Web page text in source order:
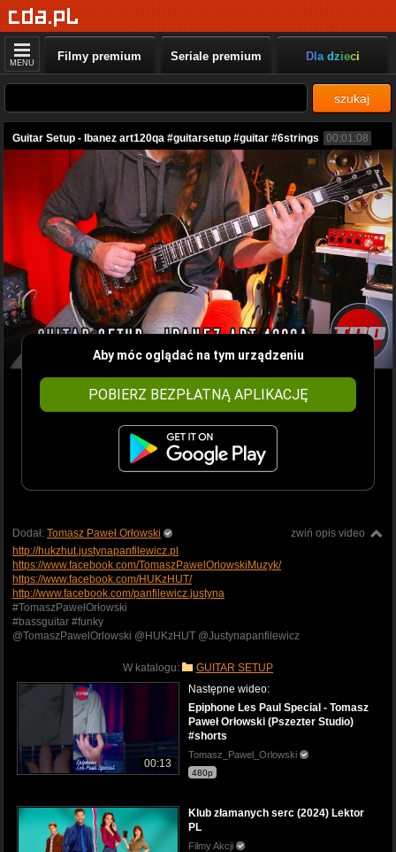
MENU Filmy premium Seriale premium Dla dzieci
szukaj
Guitar Setup - Ibanez art120qa #guitarsetup #guitar #6strings 00:01:08
Aby móc oglądać na tym urządzeniu
POBIERZ BEZPŁATNĄ APLIKACJĘ
zwiń opis video
Dodał: Tomasz Paweł Orłowski
http://hukzhut.justynapanfilewicz.pl
https://www.facebook.com/TomaszPawelOrlowskiMuzyk/
https://www.facebook.com/HUKzHUT/
http://www.facebook.com/panfilewicz.justyna
#TomaszPawełOrłowski
#bassguitar #funky
@TomaszPawelOrlowski @HUKzHUT @Justynapanfilewicz
W katalogu: GUITAR SETUP
00:13
Następne wideo:
Epiphone Les Paul Special - Tomasz
Paweł Orłowski (Pszezter Studio)
#shorts
Tomasz_Pawel_Orlowski
480p
Klub złamanych serc (2024) Lektor
PL
Filmy Akcji